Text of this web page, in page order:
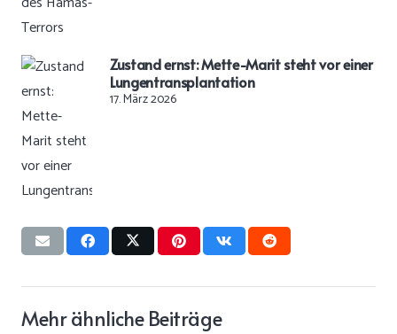
Zustand ernst: Mette-Marit steht vor einer
Lungentransplantation
17. März 2026
Mehr ähnliche Beiträge